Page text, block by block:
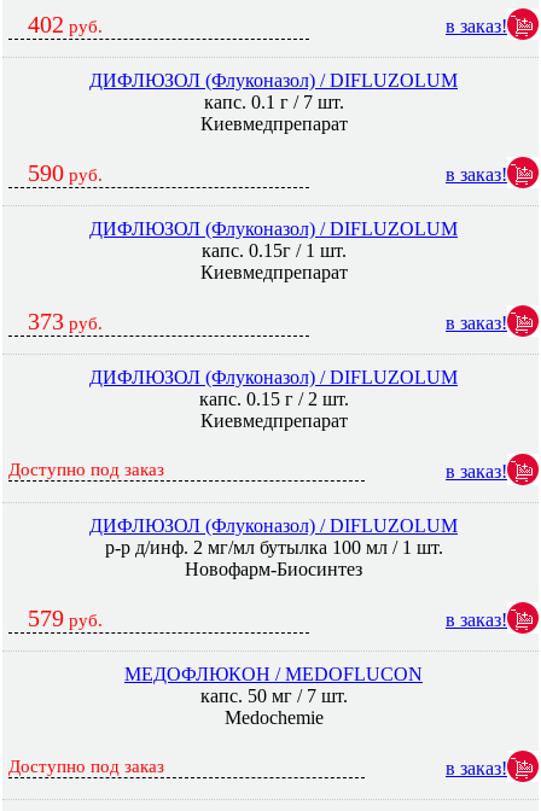
402 руб. в заказ!
ДИФЛЮЗОЛ (Флуконазол) / DIFLUZOLUM
капс. 0.1 г / 7 шт.
Киевмедпрепарат
590 руб. в заказ!
ДИФЛЮЗОЛ (Флуконазол) / DIFLUZOLUM
капс. 0.15г / 1 шт.
Киевмедпрепарат
373 руб. в заказ!
ДИФЛЮЗОЛ (Флуконазол) / DIFLUZOLUM
капс. 0.15 г / 2 шт.
Киевмедпрепарат
Доступно под заказ в заказ!
ДИФЛЮЗОЛ (Флуконазол) / DIFLUZOLUM
р-р д/инф. 2 мг/мл бутылка 100 мл / 1 шт.
Новофарм-Биосинтез
579 руб. в заказ!
МЕДОФЛЮКОН / MEDOFLUCON
капс. 50 мг / 7 шт.
Medochemie
Доступно под заказ в заказ!